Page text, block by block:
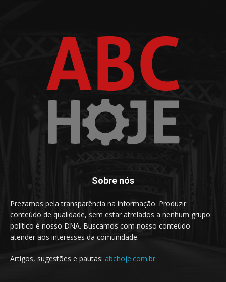
Sobre nós
Prezamos pela transparência na informação. Produzir
conteúdo de qualidade, sem estar atrelados a nenhum grupo
político é nosso DNA. Buscamos com nosso conteúdo
atender aos interesses da comunidade.
Artigos, sugestões e pautas: abchoje.com.br